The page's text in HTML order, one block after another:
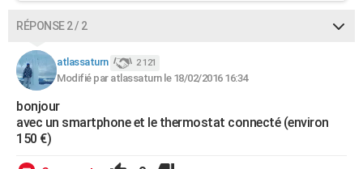
RÉPONSE 2 / 2
atlassaturn 2 121
Modifié par atlassaturn le 18/02/2016 16:34
bonjour
avec un smartphone et le thermostat connecté (environ
150 €)